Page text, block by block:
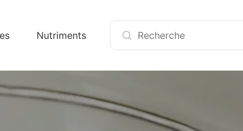
Nutriments